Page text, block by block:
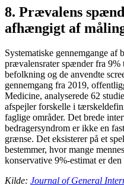
8. Prævalens
afhængigt af
Systematiske gennemgange af
prævalensrater spænder fra
befolkning og de anvendte
gennemgang fra 2019,
Medicine, analyserede 62
afspejler forskelle i
faglige områder. Det brede
bedragersyndrom er ikke en
grænse. Det eksisterer på et
bestemmer, hvor mange
konservative 9%-estimat er
Kilde: Journal of General